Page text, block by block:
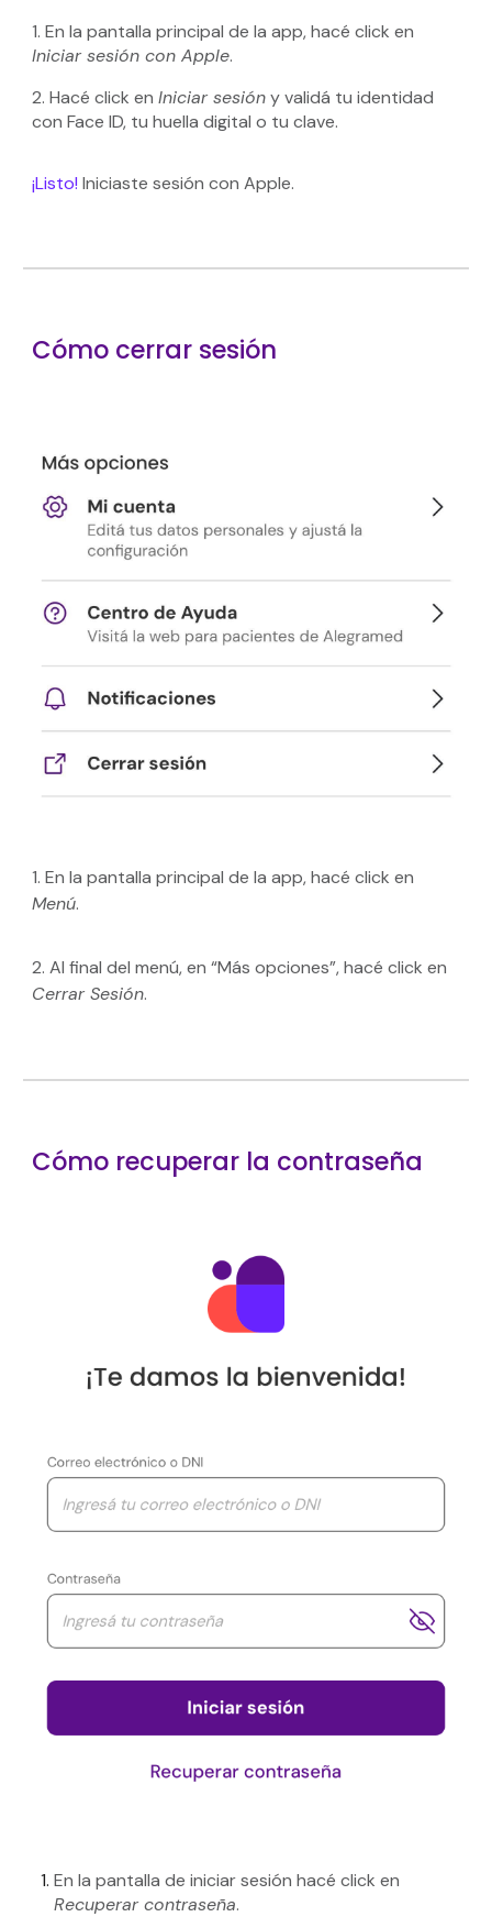
1. En la pantalla principal de la app, hacé click en
Iniciar sesión con Apple.
2.Hacé click enIniciar sesióny validá tu identidad
con Face ID, tu huella digital o tu clave.
¡Listo! Iniciaste sesión conApple.
Cómo cerrar sesión
1.En la pantalla principal de la app, hacé click en
Menú.
2.Al final del menú, en “Más opciones”, hacé click en
Cerrar Sesión.
Cómo recuperar la contraseña
En la pantalla de iniciar sesión hacé click en
Recuperar contraseña.